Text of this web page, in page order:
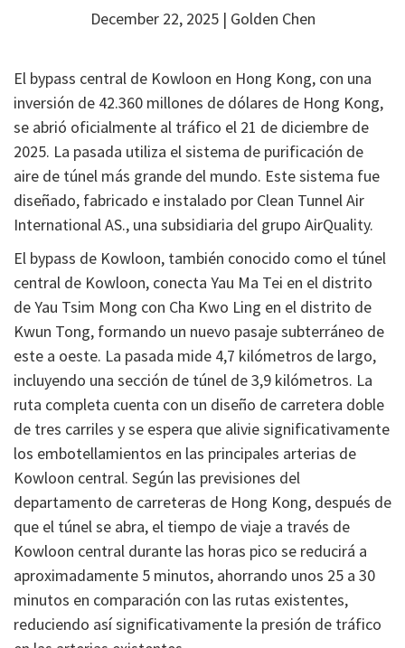
December 22, 2025 | Golden Chen
El bypass central de Kowloon en Hong Kong, con una
inversión de 42.360 millones de dólares de Hong Kong,
se abrió oficialmente al tráfico el 21 de diciembre de
2025. La pasada utiliza el sistema de purificación de
aire de túnel más grande del mundo. Este sistema fue
diseñado, fabricado e instalado por Clean Tunnel Air
International AS., una subsidiaria del grupo AirQuality.
El bypass de Kowloon, también conocido como el túnel
central de Kowloon, conecta Yau Ma Tei en el distrito
de Yau Tsim Mong con Cha Kwo Ling en el distrito de
Kwun Tong, formando un nuevo pasaje subterráneo de
este a oeste. La pasada mide 4,7 kilómetros de largo,
incluyendo una sección de túnel de 3,9 kilómetros. La
ruta completa cuenta con un diseño de carretera doble
de tres carriles y se espera que alivie significativamente
los embotellamientos en las principales arterias de
Kowloon central. Según las previsiones del
departamento de carreteras de Hong Kong, después de
que el túnel se abra, el tiempo de viaje a través de
Kowloon central durante las horas pico se reducirá a
aproximadamente 5 minutos, ahorrando unos 25 a 30
minutos en comparación con las rutas existentes,
reduciendo así significativamente la presión de tráfico